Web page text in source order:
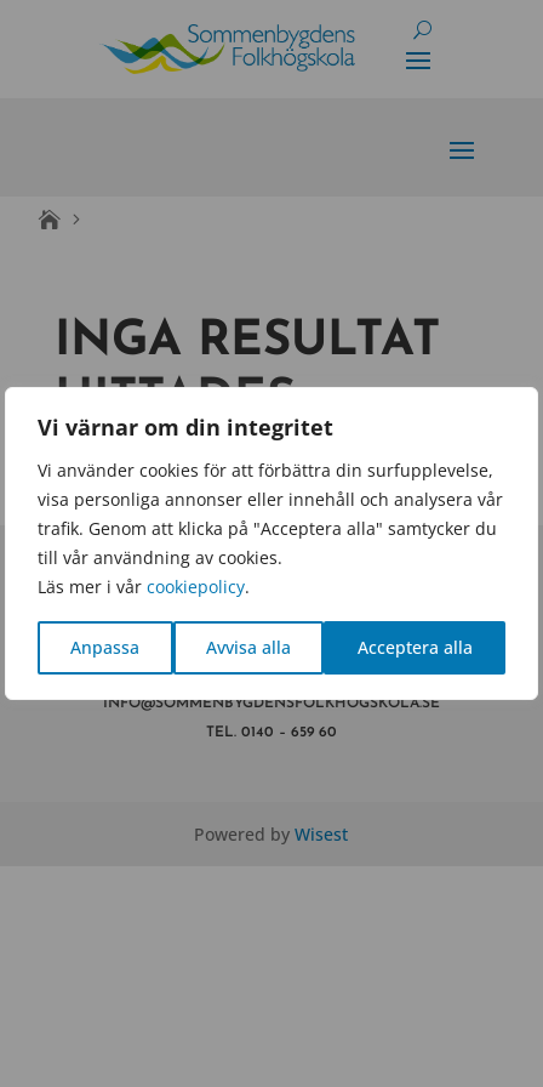
Vi värnar om din integritet
Vi använder cookies för att förbättra din surfupplevelse,
visa personliga annonser eller innehåll och analysera vår
trafik. Genom att klicka på "Acceptera alla" samtycker du
till vår användning av cookies.
Läs mer i vår cookiepolicy.
Anpassa Avvisa alla Acceptera alla
INGA RESULTAT
HITTADES
din sökning eller använd navigeringen ovan för att
lokalisera inlägget.
YDREVÄGEN 13
573 35 TRANÅS
INFO@SOMMENBYGDENSFOLKHOGSKOLA.SE
TEL. 0140 – 659 60
Powered byWisest